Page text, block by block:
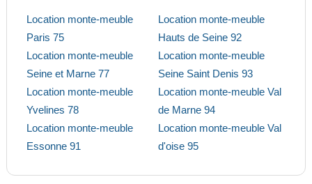
Location monte-meuble
Paris 75
Location monte-meuble
Seine et Marne 77
Location monte-meuble
Yvelines 78
Location monte-meuble
Essonne 91
Location monte-meuble
Hauts de Seine 92
Location monte-meuble
Seine Saint Denis 93
Location monte-meuble Val
de Marne 94
Location monte-meuble Val
d'oise 95